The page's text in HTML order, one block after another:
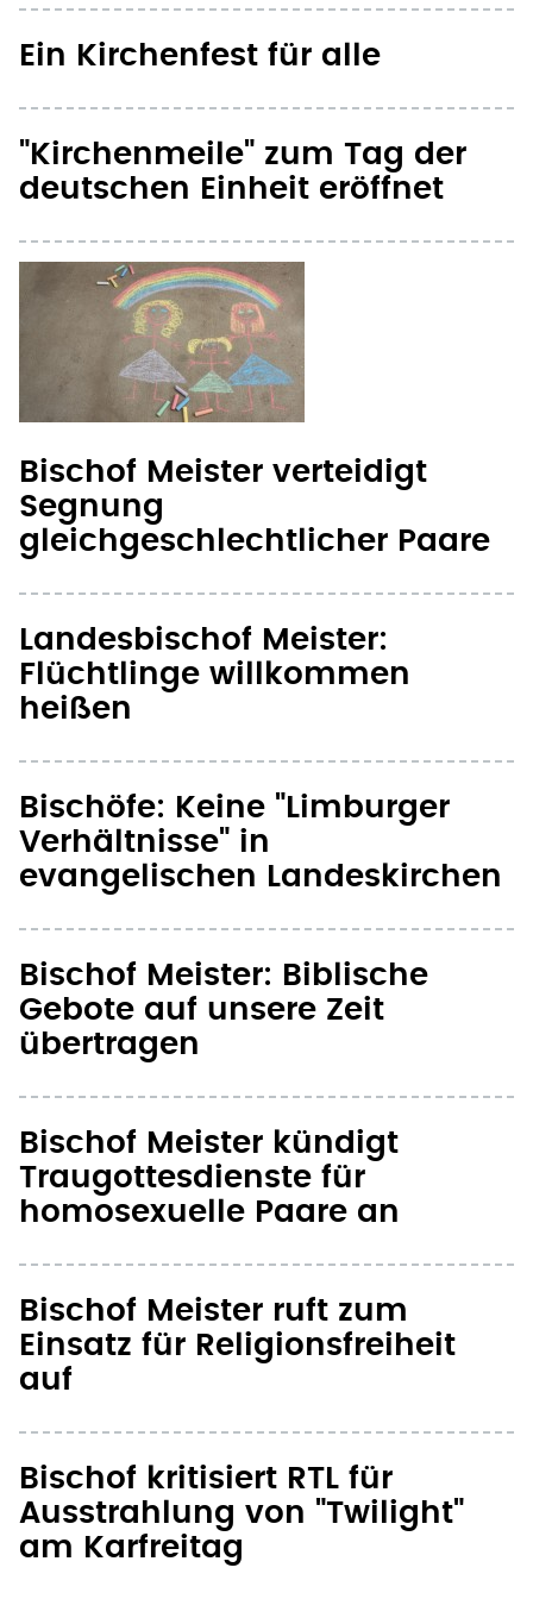
Ein Kirchenfest für alle
"Kirchenmeile" zum Tag der
deutschen Einheit eröffnet
Bischof Meister verteidigt
Segnung
gleichgeschlechtlicher Paare
Landesbischof Meister:
Flüchtlinge willkommen
heißen
Bischöfe: Keine "Limburger
Verhältnisse" in
evangelischen Landeskirchen
Bischof Meister: Biblische
Gebote auf unsere Zeit
übertragen
Bischof Meister kündigt
Traugottesdienste für
homosexuelle Paare an
Bischof Meister ruft zum
Einsatz für Religionsfreiheit
auf
Bischof kritisiert RTL für
Ausstrahlung von "Twilight"
am Karfreitag